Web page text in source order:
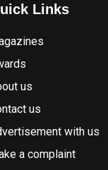
Links
us
us
with us
a complaint